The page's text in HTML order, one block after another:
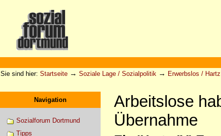
Werkzeuge
Sie sind hier: Startseite → Soziale Lage / Sozialpolitik → Erwerbslos /
Navigation
Sozialforum Dortmund
Tipps
Arbeitslose
Übernahme